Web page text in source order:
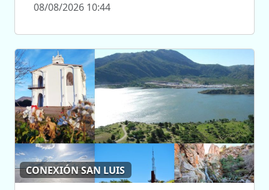
08/08/2026 10:44
CONEXIÓN SAN LUIS